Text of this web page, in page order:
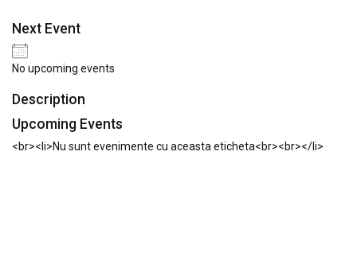
Next Event
No upcoming events
Description
Upcoming Events
<br><li>Nu sunt evenimente cu aceasta eticheta<br><br></li>